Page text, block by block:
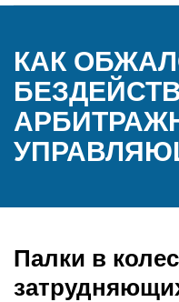
КАК
Палки в